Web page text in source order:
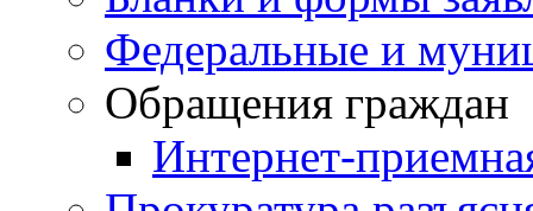
Федеральные и
Обращения граждан
Интернет-